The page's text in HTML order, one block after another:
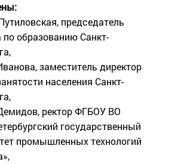
председатель
по образованию Санкт-
заместитель директор
населения Санкт-
ректор ФГБОУ ВО
государственный
промышленных технологий